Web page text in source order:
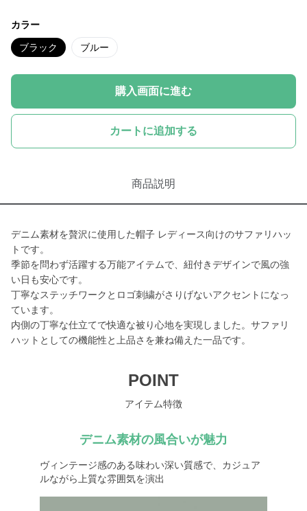
カラー
ブラック ブルー
購入画面に進む
カートに追加する
商品説明
デニム素材を贅沢に使用した帽子 レディース向けのサファリハッ
トです。
季節を問わず活躍する万能アイテムで、紐付きデザインで風の強
い日も安心です。
丁寧なステッチワークとロゴ刺繍がさりげないアクセントになっ
ています。
内側の丁寧な仕立てで快適な被り心地を実現しました。サファリ
ハットとしての機能性と上品さを兼ね備えた一品です。
POINT
アイテム特徴
デニム素材の風合いが魅力
ヴィンテージ感のある味わい深い質感で、カジュア
ルながら上質な雰囲気を演出